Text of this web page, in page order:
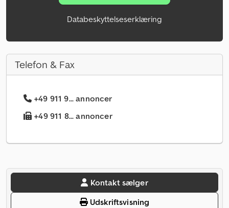
Databeskyttelseserklæring
Telefon & Fax
+49 911 9... annoncer
+49 911 8... annoncer
Kontakt sælger
Udskriftsvisning